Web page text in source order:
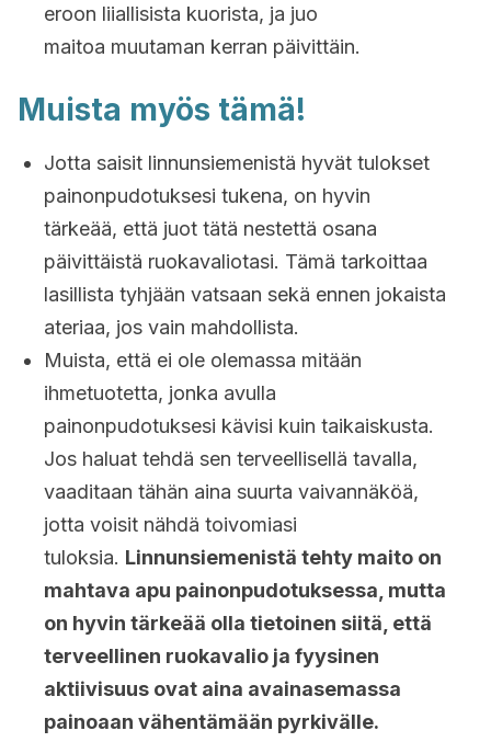
eroon liiallisista kuorista, ja juo
maitoa muutaman kerran päivittäin.
Muista myös tämä!
Jotta saisit linnunsiemenistä hyvät tulokset
painonpudotuksesi tukena, on hyvin
tärkeää, että juot tätä nestettä osana
päivittäistä ruokavaliotasi. Tämä tarkoittaa
lasillista tyhjään vatsaan sekä ennen jokaista
ateriaa, jos vain mahdollista.
Muista, että ei ole olemassa mitään
ihmetuotetta, jonka avulla
painonpudotuksesi kävisi kuin taikaiskusta.
Jos haluat tehdä sen terveellisellä tavalla,
vaaditaan tähän aina suurta vaivannäköä,
jotta voisit nähdä toivomiasi
tuloksia. Linnunsiemenistä tehty maito on
mahtava apu painonpudotuksessa, mutta
on hyvin tärkeää olla tietoinen siitä, että
terveellinen ruokavalio ja fyysinen
aktiivisuus ovat aina avainasemassa
painoaan vähentämään pyrkivälle.